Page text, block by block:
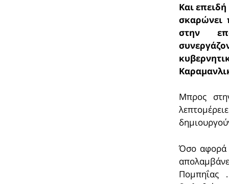
Και
σκαρώνει
στην
Μπρος
Όσο αφορά
Πομπηΐας